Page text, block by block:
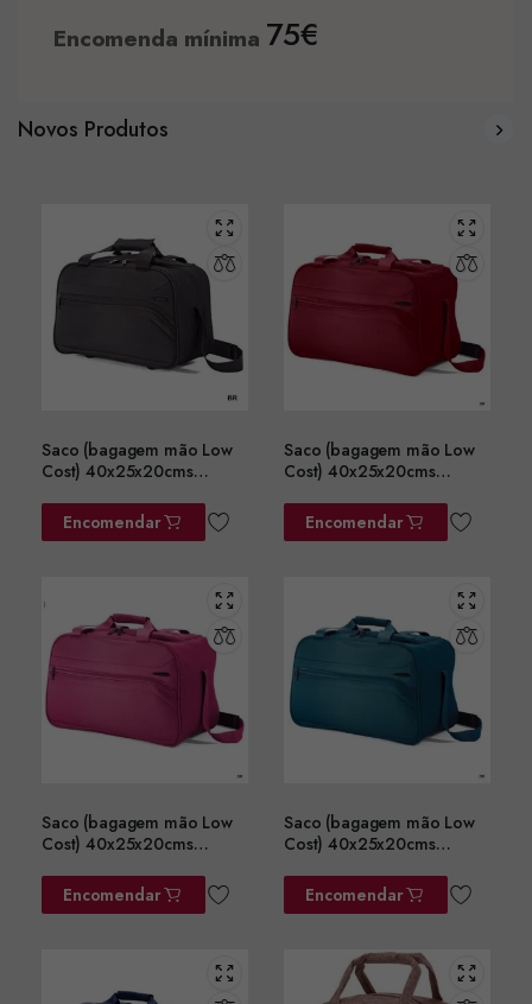
Encomenda mínima 75€
Novos Produtos
Saco (bagagem mão Low
Cost) 40x25x20cms
Encomendar
Saco (bagagem mão Low
Cost) 40x25x20cms
Encomendar
Saco (bagagem mão Low
Cost) 40x25x20cms
Encomendar
Saco (bagagem mão Low
Cost) 40x25x20cms
Encomendar